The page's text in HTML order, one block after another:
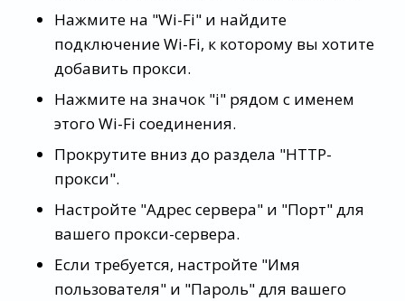
Нажмите на "Wi-Fi" и найдите
подключение Wi-Fi, к которому вы хотите
добавить прокси.
Нажмите на значок "i" рядом с именем
этого Wi-Fi соединения.
Прокрутите вниз до раздела "HTTP-
прокси".
Настройте "Адрес сервера" и "Порт" для
вашего прокси-сервера.
Если требуется, настройте "Имя
пользователя" и "Пароль" для вашего